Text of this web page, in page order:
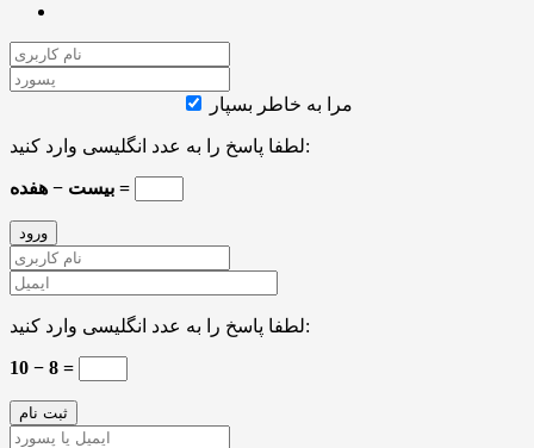
مرا به خاطر بسپار
لطفا پاسخ را به عدد انگلیسی وارد کنید:
بیست − هفده =
لطفا پاسخ را به عدد انگلیسی وارد کنید:
10 − 8 =